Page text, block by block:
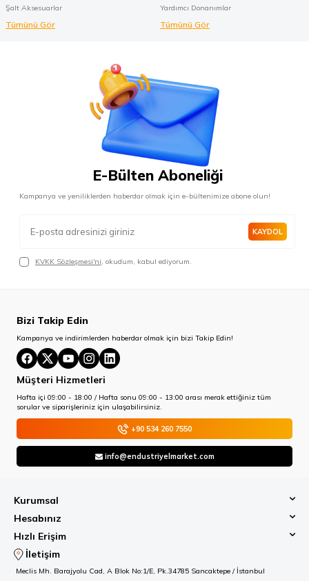
Şalt Aksesuarlar
Tümünü Gör
Yardımcı Donanımlar
Tümünü Gör
E-Bülten Aboneliği
Kampanya ve yeniliklerden haberdar olmak için e-bültenimize abone olun!
KAYDOL
KVKK Sözleşmesi'ni, okudum, kabul ediyorum.
Bizi Takip Edin
Kampanya ve indirimlerden haberdar olmak için bizi Takip Edin!
Müşteri Hizmetleri
Hafta içi 09:00 - 18:00 / Hafta sonu 09:00 - 13:00 arası merak ettiğiniz tüm
sorular ve siparişleriniz için ulaşabilirsiniz.
+90 534 260 7550
info@endustriyelmarket.com
Kurumsal
Hesabınız
Hızlı Erişim
İletişim
Meclis Mh. Barajyolu Cad, A Blok No:1/E, Pk.34785 Sancaktepe / İstanbul